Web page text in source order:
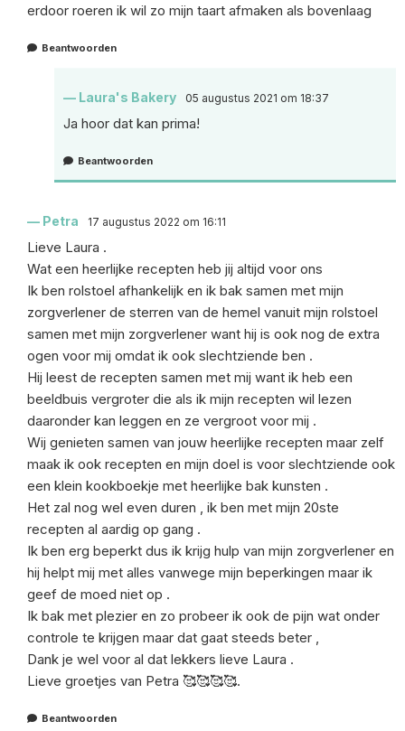
erdoor roeren ik wil zo mijn taart afmaken als bovenlaag
Beantwoorden
Laura's Bakery 05 augustus 2021 om 18:37
Ja hoor dat kan prima!
Beantwoorden
Petra 17 augustus 2022 om 16:11
Lieve Laura .
Wat een heerlijke recepten heb jij altijd voor ons
Ik ben rolstoel afhankelijk en ik bak samen met mijn
zorgverlener de sterren van de hemel vanuit mijn rolstoel
samen met mijn zorgverlener want hij is ook nog de extra
ogen voor mij omdat ik ook slechtziende ben .
Hij leest de recepten samen met mij want ik heb een
beeldbuis vergroter die als ik mijn recepten wil lezen
daaronder kan leggen en ze vergroot voor mij .
Wij genieten samen van jouw heerlijke recepten maar zelf
maak ik ook recepten en mijn doel is voor slechtziende ook
een klein kookboekje met heerlijke bak kunsten .
Het zal nog wel even duren , ik ben met mijn 20ste
recepten al aardig op gang .
Ik ben erg beperkt dus ik krijg hulp van mijn zorgverlener en
hij helpt mij met alles vanwege mijn beperkingen maar ik
geef de moed niet op .
Ik bak met plezier en zo probeer ik ook de pijn wat onder
controle te krijgen maar dat gaat steeds beter ,
Dank je wel voor al dat lekkers lieve Laura .
Lieve groetjes van Petra 🥰🥰🥰🥰.
Beantwoorden